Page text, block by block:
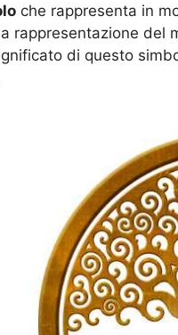
che rappresenta in
rappresentazione del
di questo